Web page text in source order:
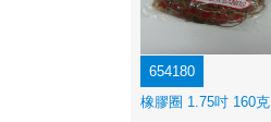
654180
橡膠圈 1.75吋 160克